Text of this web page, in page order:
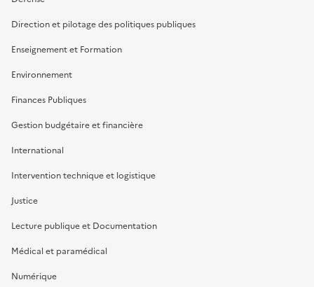
Direction et pilotage des politiques publiques
Enseignement et Formation
Environnement
Finances Publiques
Gestion budgétaire et financière
International
Intervention technique et logistique
Justice
Lecture publique et Documentation
Médical et paramédical
Numérique